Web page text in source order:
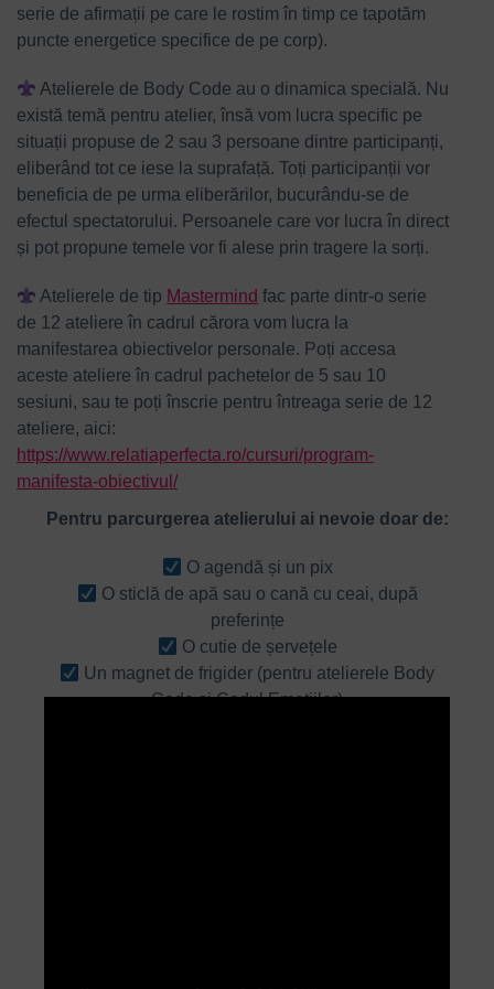
serie de afirmații pe care le rostim în timp ce tapotăm
puncte energetice specifice de pe corp).
Atelierele de Body Code au o dinamica specială. Nu
există temă pentru atelier, însă vom lucra specific pe
situații propuse de 2 sau 3 persoane dintre participanți,
eliberând tot ce iese la suprafață. Toți participanții vor
beneficia de pe urma eliberărilor, bucurându-se de
efectul spectatorului. Persoanele care vor lucra în direct
și pot propune temele vor fi alese prin tragere la sorți.
Atelierele de tip Mastermind fac parte dintr-o serie
de 12 ateliere în cadrul cărora vom lucra la
manifestarea obiectivelor personale. Poți accesa
aceste ateliere în cadrul pachetelor de 5 sau 10
sesiuni, sau te poți înscrie pentru întreaga serie de 12
ateliere, aici:
https://www.relatiaperfecta.ro/cursuri/program-
manifesta-obiectivul/
Pentru parcurgerea atelierului ai nevoie doar de:
O agendă și un pix
O sticlă de apă sau o cană cu ceai, după
preferințe
O cutie de șervețele
Un magnet de frigider (pentru atelierele Body
Code și Codul Emoțiilor)